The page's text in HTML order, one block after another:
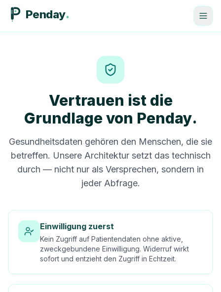
Penday
Vertrauen ist die
Grundlage von Penday.
Gesundheitsdaten gehören den Menschen, die sie
betreffen. Unsere Architektur setzt das technisch
durch — nicht nur als Versprechen, sondern in
jeder Abfrage.
Einwilligung zuerst
Kein Zugriff auf Patientendaten ohne aktive,
zweckgebundene Einwilligung. Widerruf wirkt
sofort und entzieht den Zugriff in Echtzeit.